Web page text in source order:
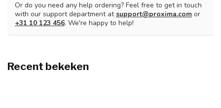
Or do you need any help ordering? Feel free to get in touch
with our support department atsupport@proxima.com or
+31 10 123 456. We're happy to help!
Recent bekeken